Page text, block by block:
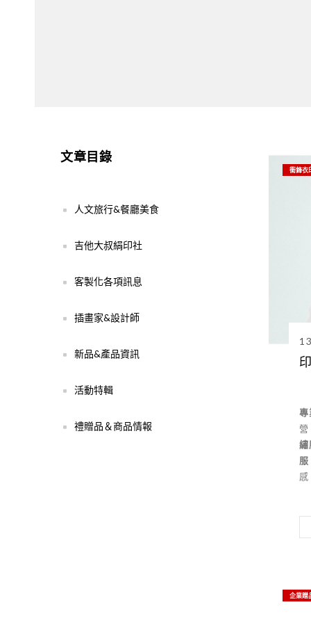
衝鋒衣
專
繡
感
企業贈
文章目錄
人文旅行&餐廳美食
吉他大叔絹印社
客製化各項訊息
插畫家&設計師
新品&產品資訊
活動特輯
禮贈品＆商品情報